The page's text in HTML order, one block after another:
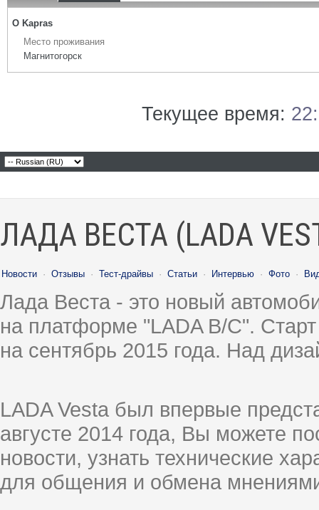
О Kapras
Место проживания
Магнитогорск
Текущее время:
ЛАДА ВЕСТА (LADA
Новости · Отзывы · Тест-драйвы · Статьи · Интервью · Фото ·
Лада Веста - это новый
на платформе "LADA B/C".
на сентябрь 2015 года. Над
LADA Vesta был впервые
августе 2014 года, Вы можете
новости, узнать технические
для общения и обмена